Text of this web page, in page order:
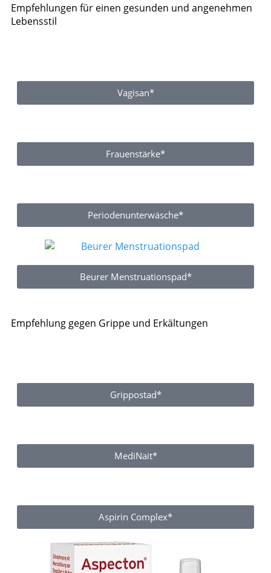
Empfehlungen für einen gesunden und angenehmen
Lebensstil
Vagisan*
Frauenstärke*
Periodenunterwäsche*
Beurer Menstruationspad*
Empfehlung gegen Grippe und Erkältungen
Grippostad*
MediNait*
Aspirin Complex*